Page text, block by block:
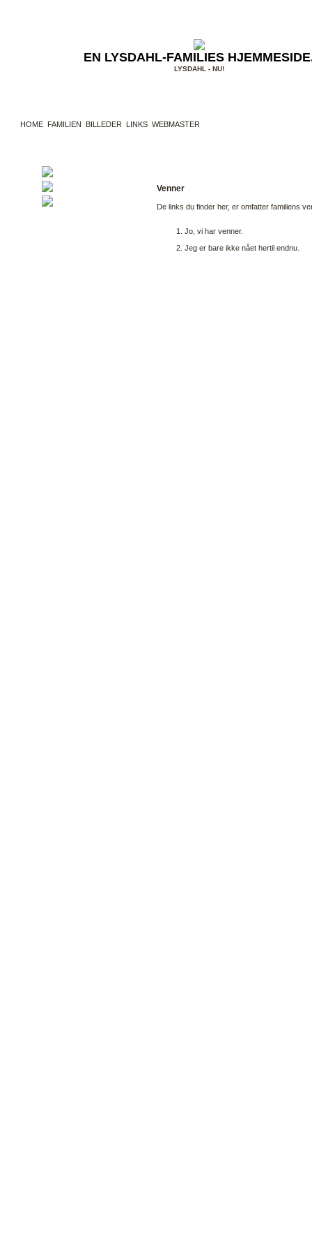
EN LYSDAHL-FAMILIES
LYSDAHL - NU!
HOME FAMILIEN BILLEDER LINKS WEBMASTER
Venner
De links du finder her, er omfatter familiens
Jo, vi har venner.
Jeg er bare ikke nået hertil endnu.